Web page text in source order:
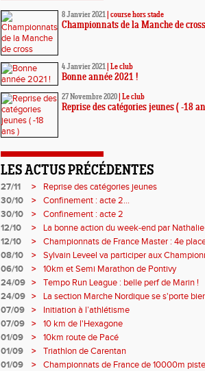
8 Janvier 2021 course hors stade
Championnats de la Manche de cross
4 Janvier 2021 Le club
Bonne année 2021 !
27 Novembre 2020 Le club
Reprise des catégories jeunes ( -18
LES ACTUS PRÉCÉDENTES
27/11 >
Reprise des catégories jeunes
30/10
>
Confinement : acte 2...
30/10
>
Confinement : acte 2
12/10
>
La bonne action du week-end par
12/10
>
Championnats de France Master : 4e
08/10
>
Sylvain Leveel va participer aux
06/10
>
10km et Semi Marathon de Pontivy
24/09 >
Tempo Run League : belle perf de Marin !
24/09 >
La section Marche Nordique se s'porte
07/09
>
Initiation à l’athlétisme
07/09
>
10 km de l'Hexagone
01/09
>
10km route de Pacé
01/09
>
Triathlon de Carentan
01/09
>
Championnats de France de 10000m